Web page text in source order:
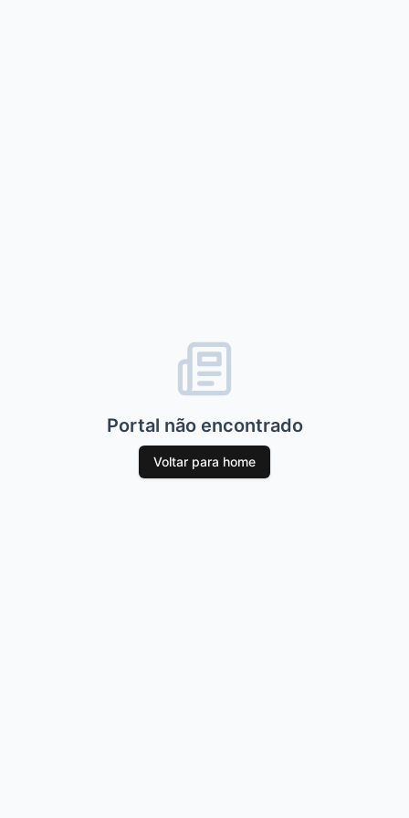
Portal não encontrado
Voltar para home